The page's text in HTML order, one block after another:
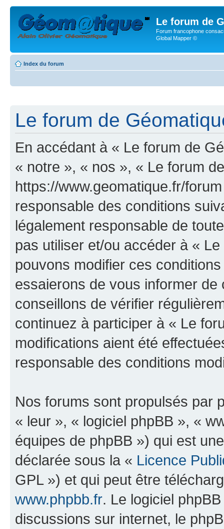
Le forum de
Forum francophone
Global Mapper ©
Index du forum
Le forum de
En accédant à « Le forum de
« notre », « nos », « Le forum
https://www.geomatique.fr/
responsable des conditions
légalement responsable de
pas utiliser et/ou accéder à «
pouvons modifier ces
essaierons de vous informer
conseillons de vérifier
continuez à participer à « Le
modifications aient été
responsable des conditions
Nos forums sont propulsés par
« leur », « logiciel phpBB », «
équipes de phpBB ») qui est
déclarée sous la « Licence
GPL ») et qui peut être
www.phpbb.fr. Le logiciel
discussions sur internet, le